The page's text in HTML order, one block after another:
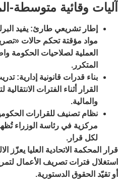
آليات وقائية متوسطة-
إطار تشريعي طارئ: يفيد
مواد مؤقتة تحكم حالات
العملية لصلاحيات الحكومة
المتكرر.
بناء قدرات قانونية إدارية:
القرار أثناء الفترات
والمالية.
نظام تصنيف للقرارات
مركزية في رئاسة الوزراء تُظهر
لكل قرار.
قرار المحكمة الاتحادية العليا يعزّز
استغلال فترات تصريف الأعمال
أو تقيّد الحقوق الدستورية.